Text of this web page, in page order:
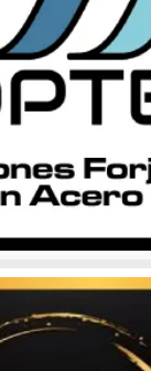
Eventos
Eléctricos